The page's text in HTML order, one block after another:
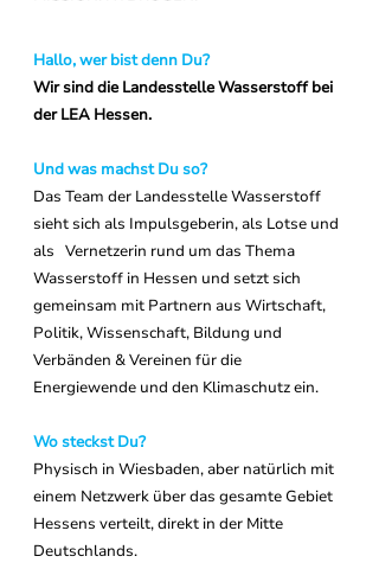
Hallo, wer bist denn Du?
Wir sind die Landesstelle Wasserstoff bei
der LEA Hessen.
Und was machst Du so?
Das Team der Landesstelle Wasserstoff
sieht sich als Impulsgeberin, als Lotse und
als   Vernetzerin rund um das Thema
Wasserstoff in Hessen und setzt sich
gemeinsam mit Partnern aus Wirtschaft,
Politik, Wissenschaft, Bildung und
Verbänden & Vereinen für die
Energiewende und den Klimaschutz ein.
Wo steckst Du?
Physisch in Wiesbaden, aber natürlich mit
einem Netzwerk über das gesamte Gebiet
Hessens verteilt, direkt in der Mitte
Deutschlands.